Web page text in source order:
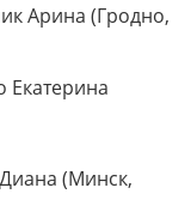
Арина (Гродно,
Екатерина
(Минск,